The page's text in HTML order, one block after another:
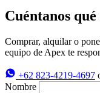
Cuéntanos qué
Comprar, alquilar o
equipo de Apex te
+62 823-4219-4697
Nombre